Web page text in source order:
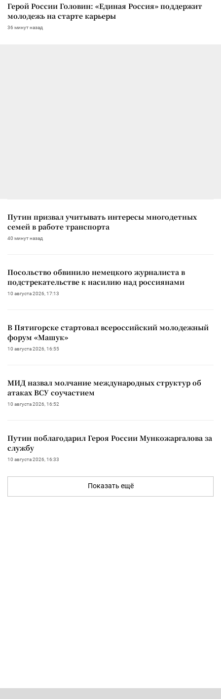
Герой России Головин: «Единая Россия» поддержит
молодежь на старте карьеры
36 минут назад
Путин призвал учитывать интересы многодетных
семей в работе транспорта
40 минут назад
Посольство обвинило немецкого журналиста в
подстрекательстве к насилию над россиянами
10 августа 2026, 17:13
В Пятигорске стартовал всероссийский молодежный
форум «Машук»
10 августа 2026, 16:55
МИД назвал молчание международных структур об
атаках ВСУ соучастием
10 августа 2026, 16:52
Путин поблагодарил Героя России Мункожаргалова за
службу
10 августа 2026, 16:33
Показать ещё